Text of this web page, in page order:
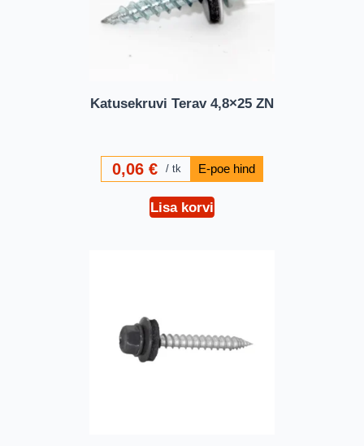
Katusekruvi Terav 4,8×25 ZN
0,06€ tk
Lisa korvi